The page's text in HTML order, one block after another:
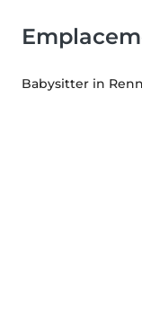
Babysitter in